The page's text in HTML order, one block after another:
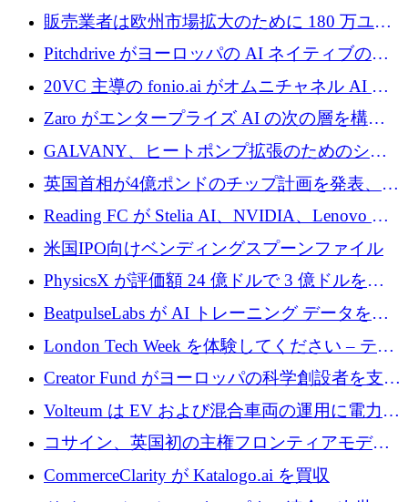
あるエンタープライズ AI を強化
販売業者は欧州市場拡大のために 180 万ユー
ロを確保
Pitchdrive がヨーロッパの AI ネイティブの創
業者を支援するために 6,000 万ユーロを調達
20VC 主導の fonio.ai がオムニチャネル AI プ
ラットフォームのために 1,700 万ドルを調達
Zaro がエンタープライズ AI の次の層を構築
するために 510 万ドルを獲得
GALVANY、ヒートポンプ拡張のためのシー
ドラウンドで1,000万ユーロを確保
英国首相が4億ポンドのチップ計画を発表、英
国の新興企業は「ここで拡大」し「ここに留
まる」
Reading FC が Stelia AI、NVIDIA、Lenovo と
協力して AI Center of Excellence を立ち上げ
米国IPO向けベンディングスプーンファイル
PhysicsX が評価額 24 億ドルで 3 億ドルを調
達
BeatpulseLabs が AI トレーニング データを拡
張するために 180 万ドルのプレシードを調達
London Tech Week を体験してください – テク
ノロジーがヨーロッパのイノベーションの未
来を形作る場所
Creator Fund がヨーロッパの科学創設者を支援
するために 5,600 万ドルを調達
Volteum は EV および混合車両の運用に電力を
供給するために 250 万ユーロを寄付
コサイン、英国初の主権フロンティアモデル
で業界の支援を確保
CommerceClarity が Katalogo.ai を買収